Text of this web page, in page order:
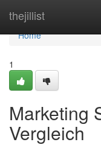
thejillist
Home
Home
1
Marketing
Vergleich